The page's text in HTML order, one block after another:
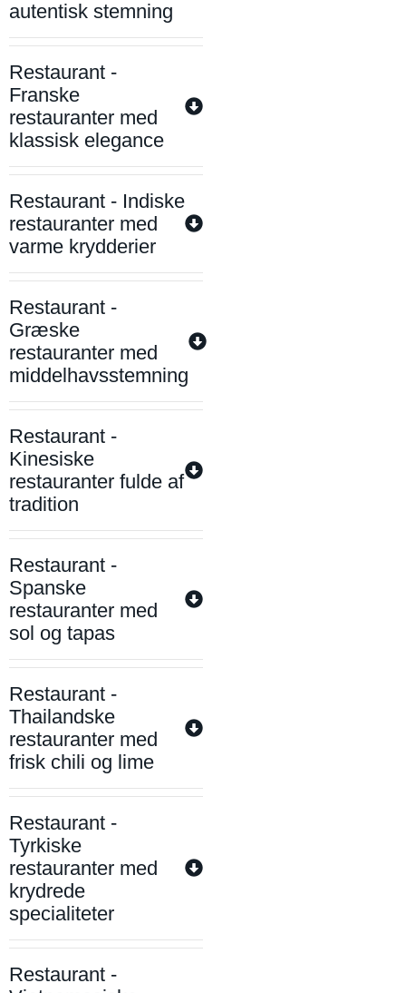
autentisk stemning
Restaurant -
Franske
restauranter med
klassisk elegance
Restaurant - Indiske
restauranter med
varme krydderier
Restaurant -
Græske
restauranter med
middelhavsstemning
Restaurant -
Kinesiske
restauranter fulde af
tradition
Restaurant -
Spanske
restauranter med
sol og tapas
Restaurant -
Thailandske
restauranter med
frisk chili og lime
Restaurant -
Tyrkiske
restauranter med
krydrede
specialiteter
Restaurant -